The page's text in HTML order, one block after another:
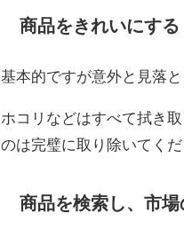
商品をきれいにする
基本的ですが意外と見落と
ホコリなどはすべて拭き
のは完璧に取り除いてくだ
商品を検索し、市